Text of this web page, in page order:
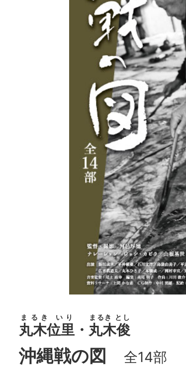
丸木位里
まるき いり
・ 丸木俊
まるき とし
沖縄戦の図
全14部